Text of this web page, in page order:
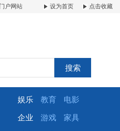
户网站 设为首页 点击收藏
搜索
娱乐 教育 电影
企业 游戏 家具